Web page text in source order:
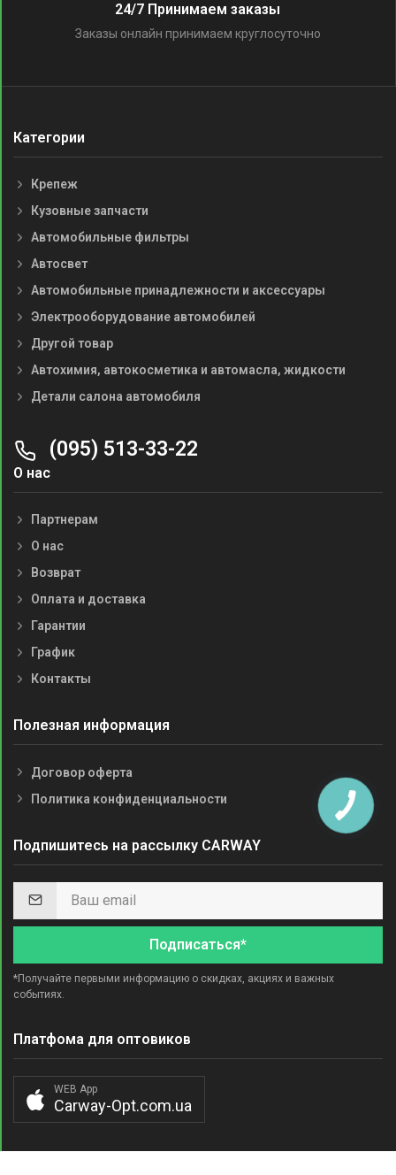
24/7 Принимаем заказы
Заказы онлайн принимаем круглосуточно
Категории
Крепеж
Кузовные запчасти
Автомобильные фильтры
Автосвет
Автомобильные принадлежности и аксессуары
Электрооборудование автомобилей
Другой товар
Автохимия, автокосметика и автомасла, жидкости
Детали салона автомобиля
(095) 513-33-22
О нас
Партнерам
О нас
Возврат
Оплата и доставка
Гарантии
График
Контакты
Полезная информация
Договор оферта
Политика конфиденциальности
Подпишитесь на рассылку CARWAY
Подписаться*
*Получайте первыми информацию о скидках, акциях и важных
событиях.
Платфома для оптовиков
WEB App
Carway-Opt.com.ua